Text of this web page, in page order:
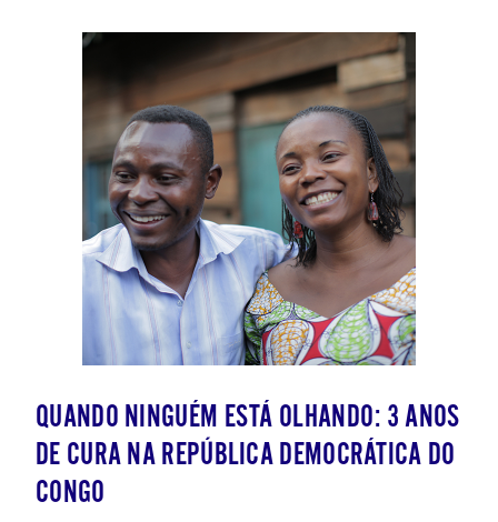
QUANDO NINGUÉM ESTÁ OLHANDO: 3 ANOS
DE CURA NA REPÚBLICA DEMOCRÁTICA DO
CONGO